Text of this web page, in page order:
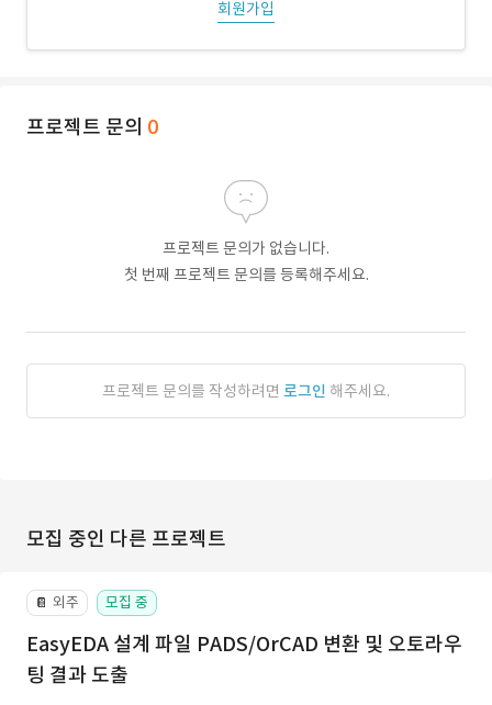
회원가입
프로젝트 문의 0
프로젝트 문의가 없습니다.
첫 번째 프로젝트 문의를 등록해주세요.
프로젝트 문의를 작성하려면 로그인 해주세요.
모집 중인 다른 프로젝트
📔 외주 모집 중
EasyEDA 설계 파일 PADS/OrCAD 변환 및 오토라우
팅 결과 도출